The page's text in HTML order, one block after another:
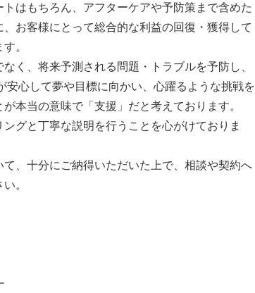
はもちろん、アフターケアや予防策まで含めた
、お客様にとって総合的な利益の回復・獲得して
。
く、将来予測される問題・トラブルを予防し、
安心して夢や目標に向かい、心躍るような挑戦を
本当の意味で「支援」だと考えております。
グと丁寧な説明を行うことを心がけておりま
、十分にご納得いただいた上で、相談や契約へ
。